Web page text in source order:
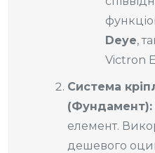
Deye,
Victron
Система
(Фундамент):
елемент.
дешевого